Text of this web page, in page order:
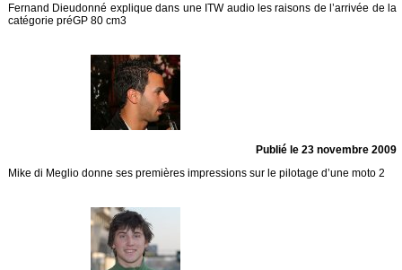
Fernand Dieudonné explique dans une ITW audio les raisons de l’arrivée de la
catégorie préGP 80 cm3
Publié le 23 novembre 2009
Mike di Meglio donne ses premières impressions sur le pilotage d’une moto 2